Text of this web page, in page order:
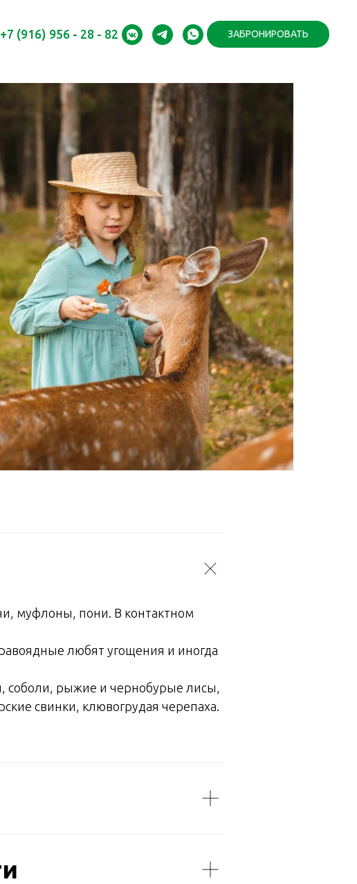
+7 (916) 956 - 28 - 82 ЗАБРОНИРОВАТЬ
муфлоны, пони. В контактном
любят угощения и иногда
соболи, рыжие и чернобурые лисы,
свинки, клювогрудая черепаха.